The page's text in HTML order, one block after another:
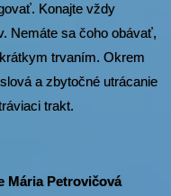
Konajte vždy
Nemáte sa čoho obávať,
trvaním. Okrem
a zbytočné utrácanie
trakt.
Mária Petrovičová